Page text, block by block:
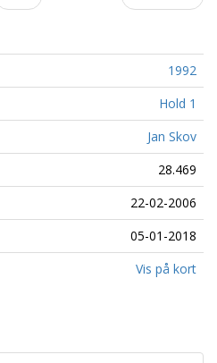
1992
Hold 1
Jan Skov
28.469
22-02-2006
05-01-2018
Vis på kort